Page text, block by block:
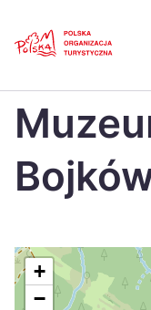
Polski
Dansk
Italiano
Nederlands
+
−